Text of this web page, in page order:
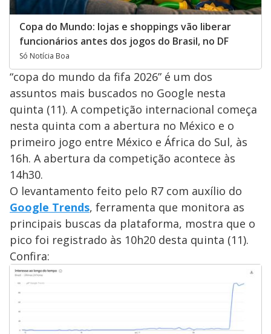
Copa do Mundo: lojas e shoppings vão liberar
funcionários antes dos jogos do Brasil, no DF
Só Notícia Boa
“copa do mundo da fifa 2026” é um dos
assuntos mais buscados no Google nesta
quinta (11). A competição internacional começa
nesta quinta com a abertura no México e o
primeiro jogo entre México e África do Sul, às
16h. A abertura da competição acontece às
14h30.
O levantamento feito pelo R7 com auxílio do
Google Trends, ferramenta que monitora as
principais buscas da plataforma, mostra que o
pico foi registrado às 10h20 desta quinta (11).
Confira: